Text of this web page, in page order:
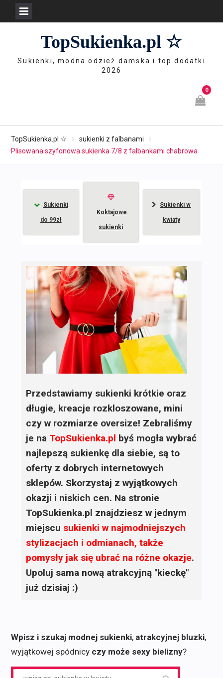
TopSukienka.pl ☆
Sukienki, modna odzież damska i top dodatki
2026
0
TopSukienka.pl ☆
sukienki z falbanami
Plisowana szyfonowa sukienka 7/8 z falbankami chabrowa
Sukienki
do 99zł
Koktajowe
sukienki
Sukienki w
kwiaty
Przedstawiamy sukienki krótkie oraz
długie, kreacje rozkloszowane, mini
czy w rozmiarze oversize! Zebraliśmy
je na TopSukienka.pl byś mogła wybrać
najlepszą sukienkę dla siebie, są to
oferty z dobrych internetowych
sklepów. Skorzystaj z wyjątkowych
okazji i niskich cen. Na stronie
TopSukienka.pl znajdziesz w jednym
miejscu sukienki w najmodniejszych
stylizacjach i odmianach, także
pomysły jak się ubrać na różne okazje.
Upoluj sama nową atrakcyjną "kieckę"
już dzisiaj :)
Wpisz i szukaj modnej sukienki, atrakcyjnej bluzki,
wyjątkowej spódnicy czy może sexy bielizny?